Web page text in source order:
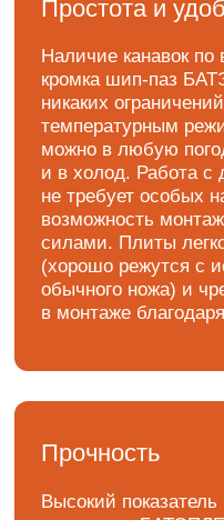
Безопасность
в использовании
Для работы с ватой
специальных средств
защиты — очков,
и перчаток, так как
в легких и могут стать
использования
промышленных полов и
дорог и взлетно-